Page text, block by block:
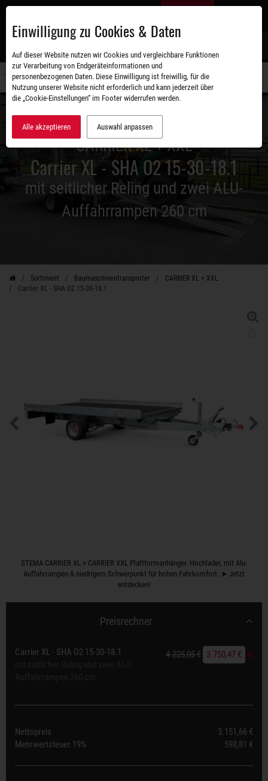
Zum
CARRIER XL + XXL
Carrier XL - SHA O2 15-30-18.1
mit seitlicher Reling und zwei ALU-
Auffahrrampen 260 cm
Sortiment Baumaschinentransporter
CARRIER XL + XXL
Carrier XL - SHA O2 15-30-18.1
STEMA CARRIER XL + CARRIER XXL Plattformanhänger. Hochlader, mit Alu-
Auffahrrampen & niedrigem Schwerpunkt für hohen Fahrkomfort. ➤ Jetzt
entdecken!
Preisrechner
Carrier XL - SHA O2 15-30-18.1 4.225,05 € 3.750,47 €
Nettopreis
3.151,66 €
Mehrwertsteuer 19% 598,81 €
Einwilligung zu Cookies & Daten
Auf dieser Website nutzen wir Cookies und vergleichbare Funktionen
zur Verarbeitung von Endgeräteinformationen und
personenbezogenen Daten. Diese Einwilligung ist freiwillig, für die
Nutzung unserer Website nicht erforderlich und kann jederzeit über
die „Cookie-Einstellungen“ im Footer widerrufen werden.
Alle akzeptieren Auswahl anpassen